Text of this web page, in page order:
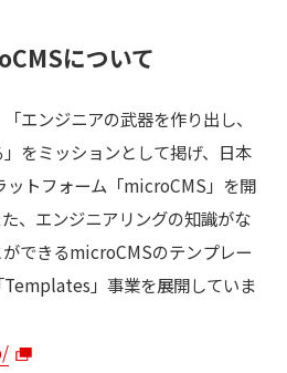
について
エンジニアの武器を作り出し、
をミッションとして掲げ、日本
ットフォーム「microCMS」を開
、エンジニアリングの知識がな
できるmicroCMSのテンプレー
Templates」事業を展開していま